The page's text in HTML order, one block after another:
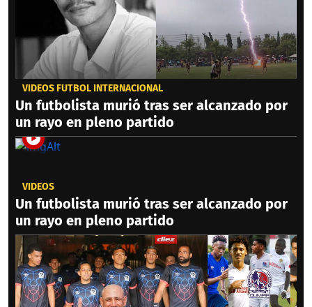
VIDEOS FÚTBOL INTERNACIONAL
Un futbolista murió tras ser alcanzado por
un rayo en pleno partido
VIDEOS
Un futbolista murió tras ser alcanzado por
un rayo en pleno partido